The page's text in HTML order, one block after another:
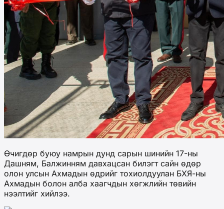
Өчигдөр буюу намрын дунд сарын шинийн 17-ны
Дашням, Балжинням давхацсан билэгт сайн өдөр
олон улсын Ахмадын өдрийг тохиолдуулан БХЯ-ны
Ахмадын болон алба хаагчдын хөгжлийн төвийн
нээлтийг хийлээ.